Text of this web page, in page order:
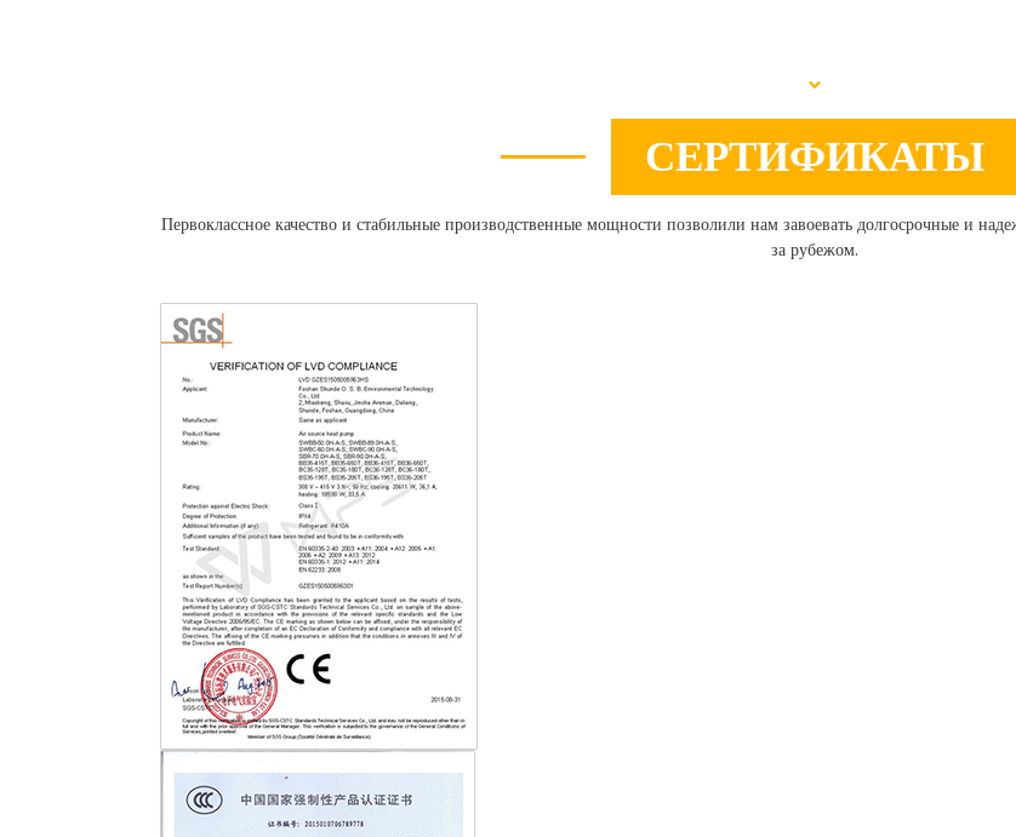
СЕРТИФИКАТЫ
Первоклассное качество и стабильные производственные мощности позволили нам завоевать долгосрочные и
за рубежом.